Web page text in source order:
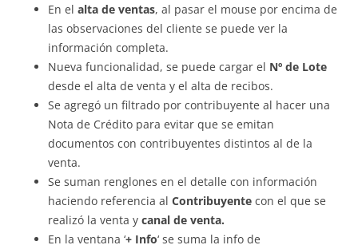
En el alta de ventas, al pasar el mouse por encima de
las observaciones del cliente se puede ver la
información completa.
Nueva funcionalidad, se puede cargar el Nº de Lote
desde el alta de venta y el alta de recibos.
Se agregó un filtrado por contribuyente al hacer una
Nota de Crédito para evitar que se emitan
documentos con contribuyentes distintos al de la
venta.
Se suman renglones en el detalle con información
haciendo referencia al Contribuyente con el que se
realizó la venta y canal de venta.
En la ventana ‘+ Info‘ se suma la info de